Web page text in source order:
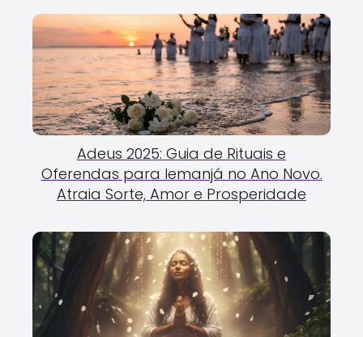
Adeus 2025: Guia de Rituais e
Oferendas para Iemanjá no Ano Novo.
Atraia Sorte, Amor e Prosperidade